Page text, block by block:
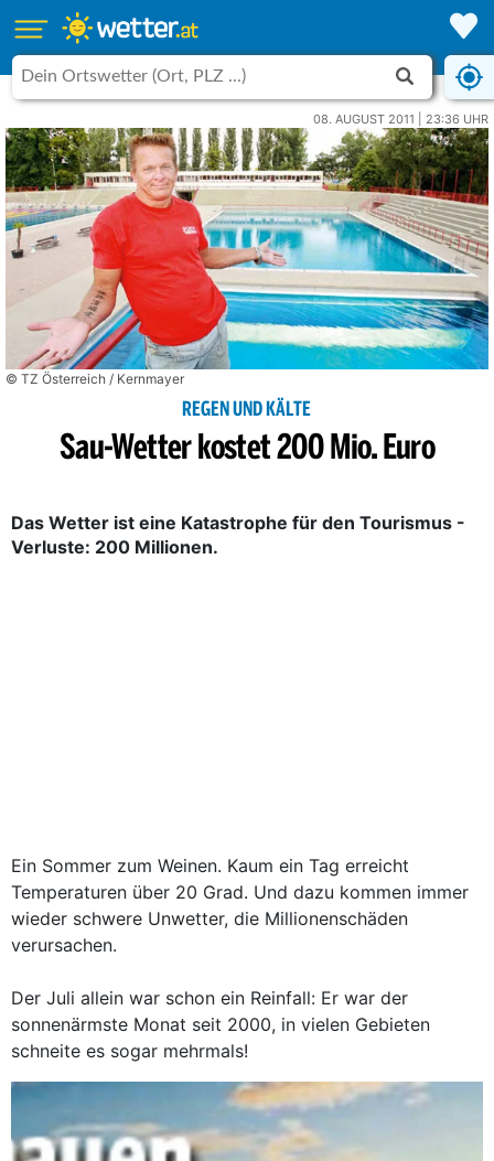
08. AUGUST 2011 | 23:36 UHR
© TZ Österreich / Kernmayer
REGEN UND KÄLTE
Sau-Wetter kostet 200 Mio. Euro
Das Wetter ist eine Katastrophe für den Tourismus -
Verluste: 200 Millionen.
Ein Sommer zum Weinen. Kaum ein Tag erreicht
Temperaturen über 20 Grad. Und dazu kommen immer
wieder schwere Unwetter, die Millionenschäden
verursachen.
Der Juli allein war schon ein Reinfall: Er war der
sonnenärmste Monat seit 2000, in vielen Gebieten
schneite es sogar mehrmals!